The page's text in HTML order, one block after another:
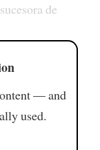
de
— and
used.